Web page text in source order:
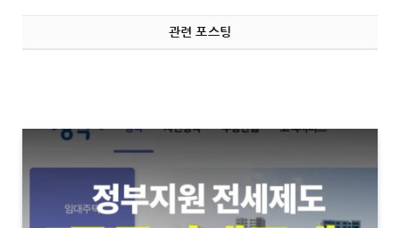
관련 포스팅